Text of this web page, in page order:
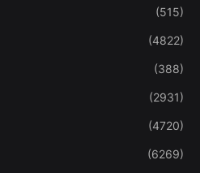
(515)
(4822)
(388)
(2931)
(4720)
(6269)